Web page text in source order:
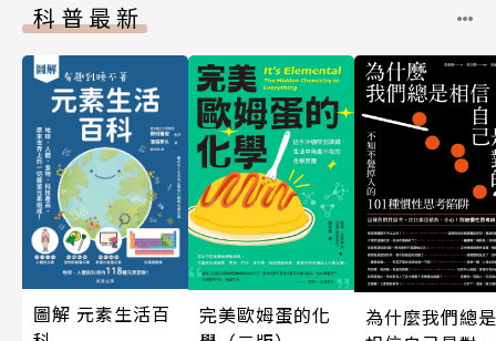
科普最新
圖解 元素生活百
完美歐姆蛋的化
為什麼我們總是